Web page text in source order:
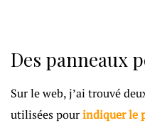
Des panneaux
Sur le web, j’ai trouvé
utilisées pourindiquer le